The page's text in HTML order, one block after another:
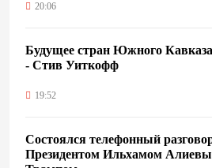
20:06
Будущее стран Южного
- Стив Уиткофф
19:52
Состоялся телефонный
Президентом Ильхамом